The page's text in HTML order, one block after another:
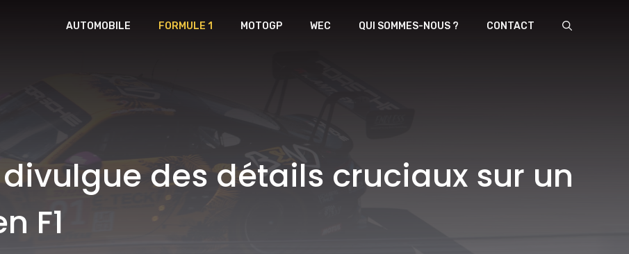
AUTOMOBILE FORMULE 1 MOTOGP WEC QUI SOMMES-NOUS ? CONTACT
des détails cruciaux sur un
F1